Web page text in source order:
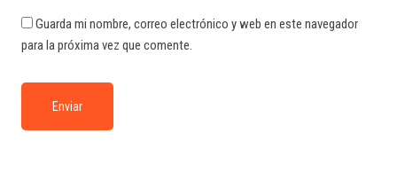
Guarda mi nombre, correo electrónico y web en este navegador
para la próxima vez que comente.